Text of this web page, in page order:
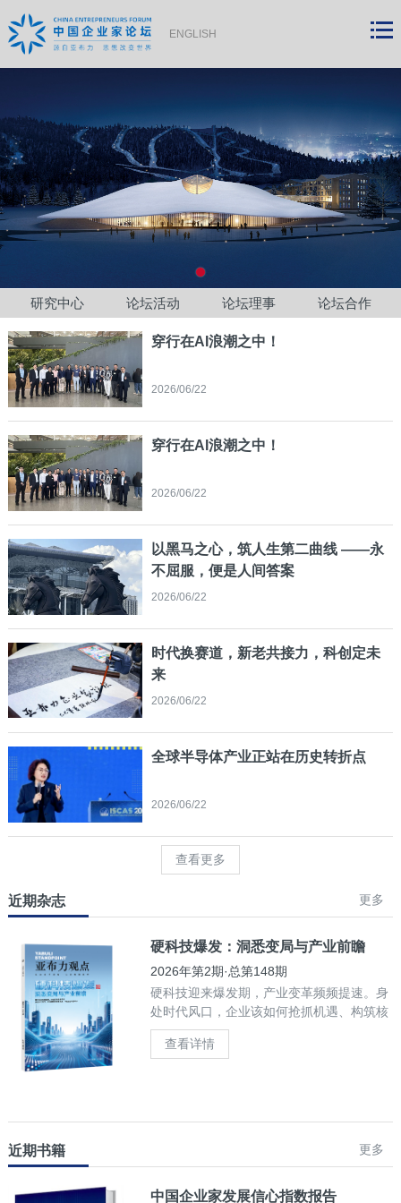
ENGLISH
研究中心 论坛活动 论坛理事 论坛合作
穿行在AI浪潮之中！
2026/06/22
穿行在AI浪潮之中！
2026/06/22
以黑马之心，筑人生第二曲线 ——永
不屈服，便是人间答案
2026/06/22
时代换赛道，新老共接力，科创定未
来
2026/06/22
全球半导体产业正站在历史转折点
2026/06/22
查看更多
近期杂志 更多
硬科技爆发：洞悉变局与产业前瞻
2026年第2期·总第148期
硬科技迎来爆发期，产业变革频频提速。身
处时代风口，企业该如何抢抓机遇、构筑核
心竞争力？
查看详情
近期书籍 更多
中国企业家发展信心指数报告